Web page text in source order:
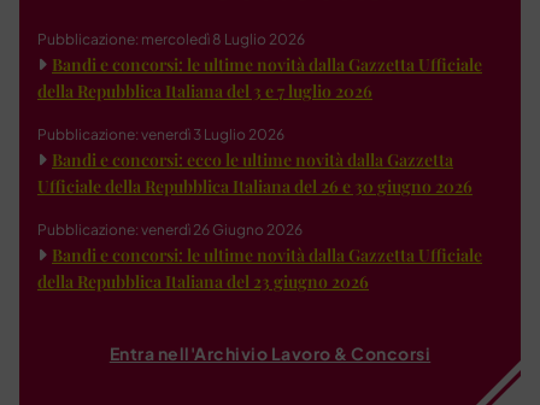
Pubblicazione: mercoledì 8 Luglio 2026
Bandi e concorsi: le ultime novità dalla Gazzetta Ufficiale
della Repubblica Italiana del 3 e 7 luglio 2026
Pubblicazione: venerdì 3 Luglio 2026
Bandi e concorsi: ecco le ultime novità dalla Gazzetta
Ufficiale della Repubblica Italiana del 26 e 30 giugno 2026
Pubblicazione: venerdì 26 Giugno 2026
Bandi e concorsi: le ultime novità dalla Gazzetta Ufficiale
della Repubblica Italiana del 23 giugno 2026
Entra nell'Archivio Lavoro & Concorsi